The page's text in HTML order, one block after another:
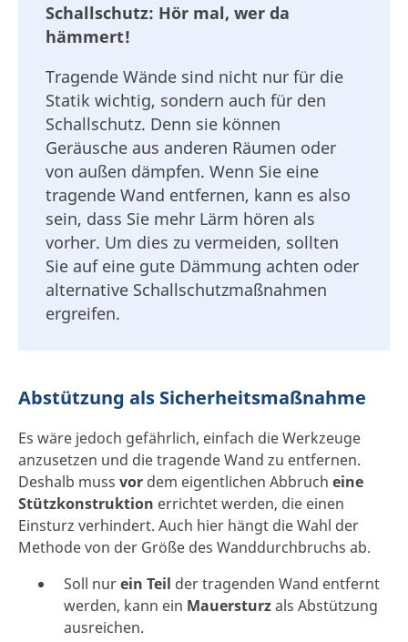
Schallschutz: Hör mal, wer da
hämmert!
Tragende Wände sind nicht nur für die
Statik wichtig, sondern auch für den
Schallschutz. Denn sie können
Geräusche aus anderen Räumen oder
von außen dämpfen. Wenn Sie eine
tragende Wand entfernen, kann es also
sein, dass Sie mehr Lärm hören als
vorher. Um dies zu vermeiden, sollten
Sie auf eine gute Dämmung achten oder
alternative Schallschutzmaßnahmen
ergreifen.
Abstützung als Sicherheitsmaßnahme
Es wäre jedoch gefährlich, einfach die Werkzeuge
anzusetzen und die tragende Wand zu entfernen.
Deshalb muss vor dem eigentlichen Abbruch eine
Stützkonstruktion errichtet werden, die einen
Einsturz verhindert. Auch hier hängt die Wahl der
Methode von der Größe des Wanddurchbruchs ab.
Soll nurein Teil der tragenden Wand entfernt
werden, kann ein Mauersturzals Abstützung
ausreichen.